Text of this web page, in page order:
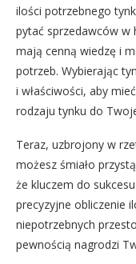
ilości potrzebnego
pytać sprzedawców w
mają cenną wiedzę i
potrzeb. Wybierając
i właściwości, aby
rodzaju tynku do
Teraz, uzbrojony w
możesz śmiało
że kluczem do
precyzyjne obliczenie
niepotrzebnych
pewnością nagrodzi